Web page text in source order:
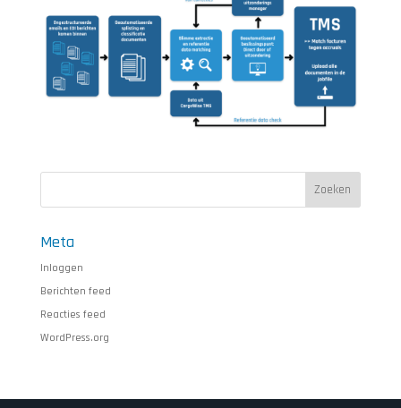
Meta
Inloggen
Berichten feed
Reacties feed
WordPress.org